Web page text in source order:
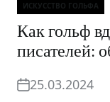
Рубрики
ИСКУССТВО ГОЛЬФА
Как гольф
писателей:
25.03.2024